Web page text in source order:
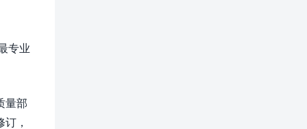
专业
量部
，